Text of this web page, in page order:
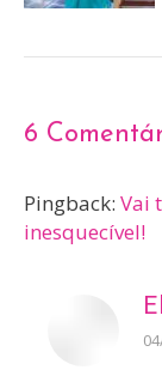
6
Pingback: Vai
inesquecível!